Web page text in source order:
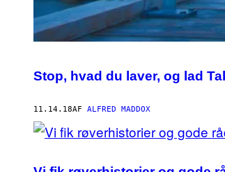
Stop, hvad du laver, og lad
11.14.18AF ALFRED MADDOX